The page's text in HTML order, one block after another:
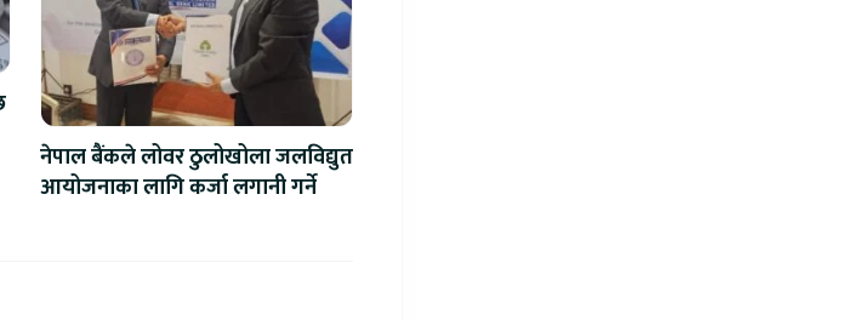
नेपाल बैंकले लोवर ठुलोखोला जलविद्युत
आयोजनाका लागि कर्जा लगानी गर्ने